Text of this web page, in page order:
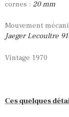
cornes : 20 mm
Mouvement
Jaeger Lecoultre
Vintage 1970
Ces quelques